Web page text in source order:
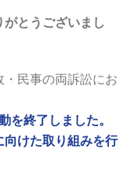
がとうございまし
民事の両訴訟にお
を終了しました。
向けた取り組みを行